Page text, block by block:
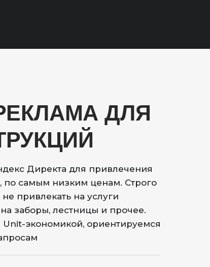
ДЛЯ
Директа для привлечения
по самым низким ценам. Строго
привлекать на услуги
заборы, лестницы и прочее.
экономикой, ориентируемся